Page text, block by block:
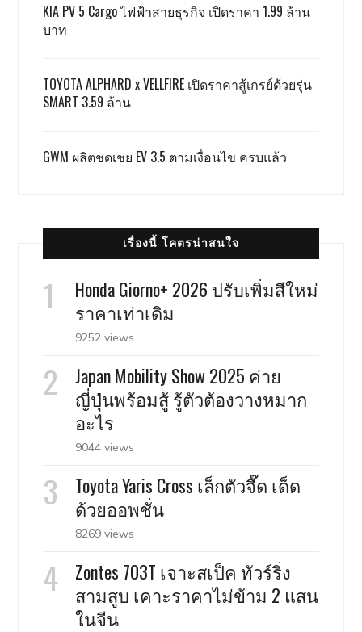
KIA PV 5 Cargo ไฟฟ้าสายธุรกิจ เปิดราคา 1.99 ล้าน
บาท
TOYOTA ALPHARD x VELLFIRE เปิดราคาสู้เกรย์ด้วยรุ่น
SMART 3.59 ล้าน
GWM ผลิตชดเชย EV 3.5 ตามเงื่อนไข ครบแล้ว
เรื่องนี้ โคตรน่าสนใจ
Honda Giorno+ 2026 ปรับเพิ่มสีใหม่
ราคาเท่าเดิม
9252 views
Japan Mobility Show 2025 ค่าย
ญี่ปุ่นพร้อมสู้ รู้ตัวต้องวางหมาก
อะไร
9044 views
Toyota Yaris Cross เล็กตัวจี๊ด เด็ด
ด้วยออพชั่น
8269 views
Zontes 703T เจาะสเป็ค ทัวร์ริ่ง
สามสูบ เคาะราคาไม่ข้าม 2 แสน
ในจีน